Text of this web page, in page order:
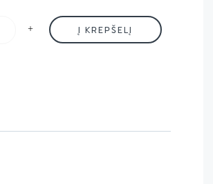
produkto kiekis: Belmacil Antakių ir Blakstienų Dažai
+ Į KREPŠELĮ